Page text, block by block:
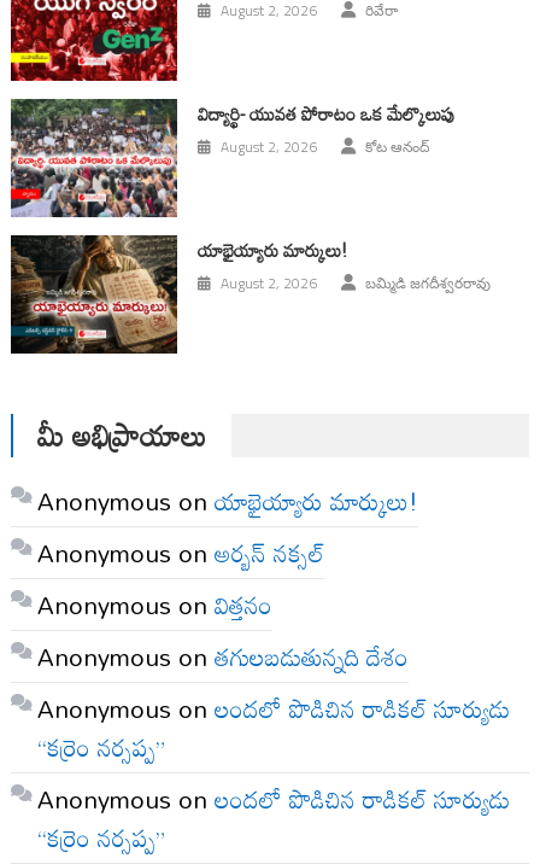
August 2, 2026 రివేరా
విద్యార్థి- యువత పోరాటం ఒక మేల్కొలుపు
August 2, 2026 కోట ఆనంద్
యాభైయ్యారు మార్కులు!
August 2, 2026 బమ్మిడి జగదీశ్వరరావు
మీ అభిప్రాయాలు
Anonymous onయాభైయ్యారు మార్కులు!
Anonymous onఅర్బన్ నక్సల్
Anonymous onవిత్తనం
Anonymous onతగులబడుతున్నది దేశం
Anonymous onలందలో పొడిచిన రాడికల్ సూర్యుడు
“కర్రెం నర్సప్ప”
Anonymous onలందలో పొడిచిన రాడికల్ సూర్యుడు
“కర్రెం నర్సప్ప”